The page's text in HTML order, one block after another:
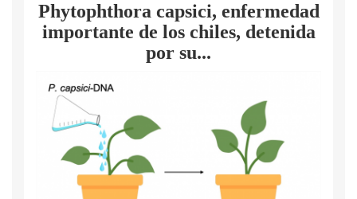
Phytophthora capsici, enfermedad
importante de los chiles, detenida
por su...